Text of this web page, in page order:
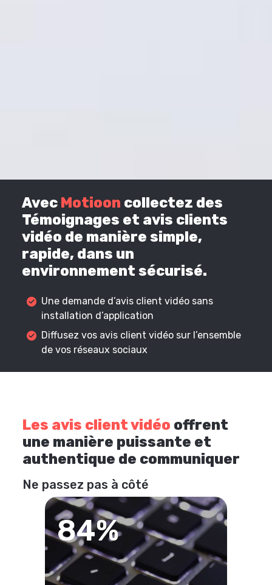
Avec Motioon collectez des
Témoignages et avis clients
vidéo de manière simple,
rapide, dans un
environnement sécurisé.
Une demande d’avis client vidéo sans
installation d’application
Diffusez vos avis client vidéo sur l’ensemble
de vos réseaux sociaux
Les avis client vidéo offrent
une manière puissante et
authentique de communiquer
Ne passez pas à côté
84%